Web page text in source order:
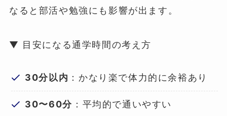
なると部活や勉強にも影響が出ます。
▼ 目安になる通学時間の考え方
30分以内 ：かなり楽で体力的に余裕あり
30〜60分 ：平均的で通いやすい